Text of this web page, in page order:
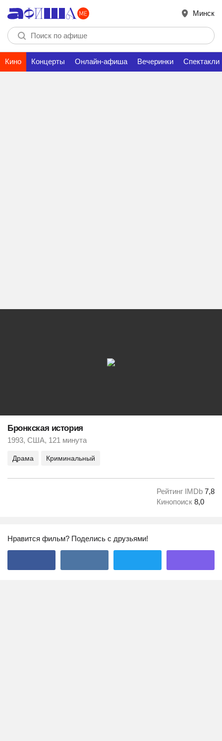
Минск
Кино Концерты Онлайн-афиша Вечеринки Спектакли
Бронкская история
1993, США, 121 минута
Драма Криминальный
Рейтинг IMDb 7,8
Кинопоиск 8,0
Нравится фильм? Поделись с друзьями!